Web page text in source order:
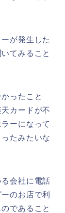
が発生した
てみること
ったこと
カードが不
ーになって
たみたいな
会社に電話
のお店で利
であること